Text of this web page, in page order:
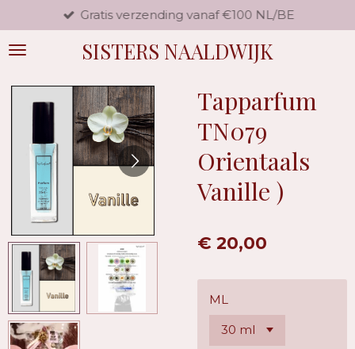
direct
naar
hoofdinhoud
SISTERS NAALDWIJK
Gratis verzending vanaf €100 NL/BE
Tapparfum
TN079
Orientaals
Vanille )
€ 20,00
ML